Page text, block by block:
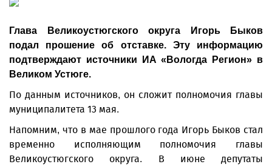
Глава Великоустюгского округа Игорь Быков
подал прошение об отставке. Эту информацию
подтверждают источники ИА «Вологда Регион» в
Великом Устюге.
По данным источников, он сложит полномочия главы
муниципалитета 13 мая.
Напомним, что в мае прошлого года Игорь Быков стал
временно исполняющим полномочия главы
Великоустюгского округа. В июне депутаты